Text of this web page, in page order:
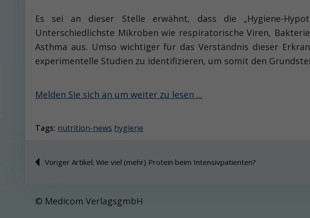
Es sei an dieser Stelle erwähnt, dass die „Hygiene-
Unterschiedlichste Mikroben wie respiratorische Viren,
Asthma aus. Umso wichtiger für das Verständnis dieser
experimentelle Studien zu identifizieren, um somit den
Melden Sie sich an um weiter zu lesen ...
Tags: nutrition-news hygiene
Voriger Artikel: Wie viel (mehr) Protein beim Intensivpatienten?
© Medicom VerlagsgmbH